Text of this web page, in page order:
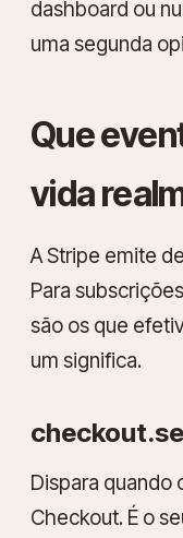
dashboard ou
uma segunda
Que
vida
A Stripe emite
Para
são os que
um significa.
Dispara quando
Checkout. É o